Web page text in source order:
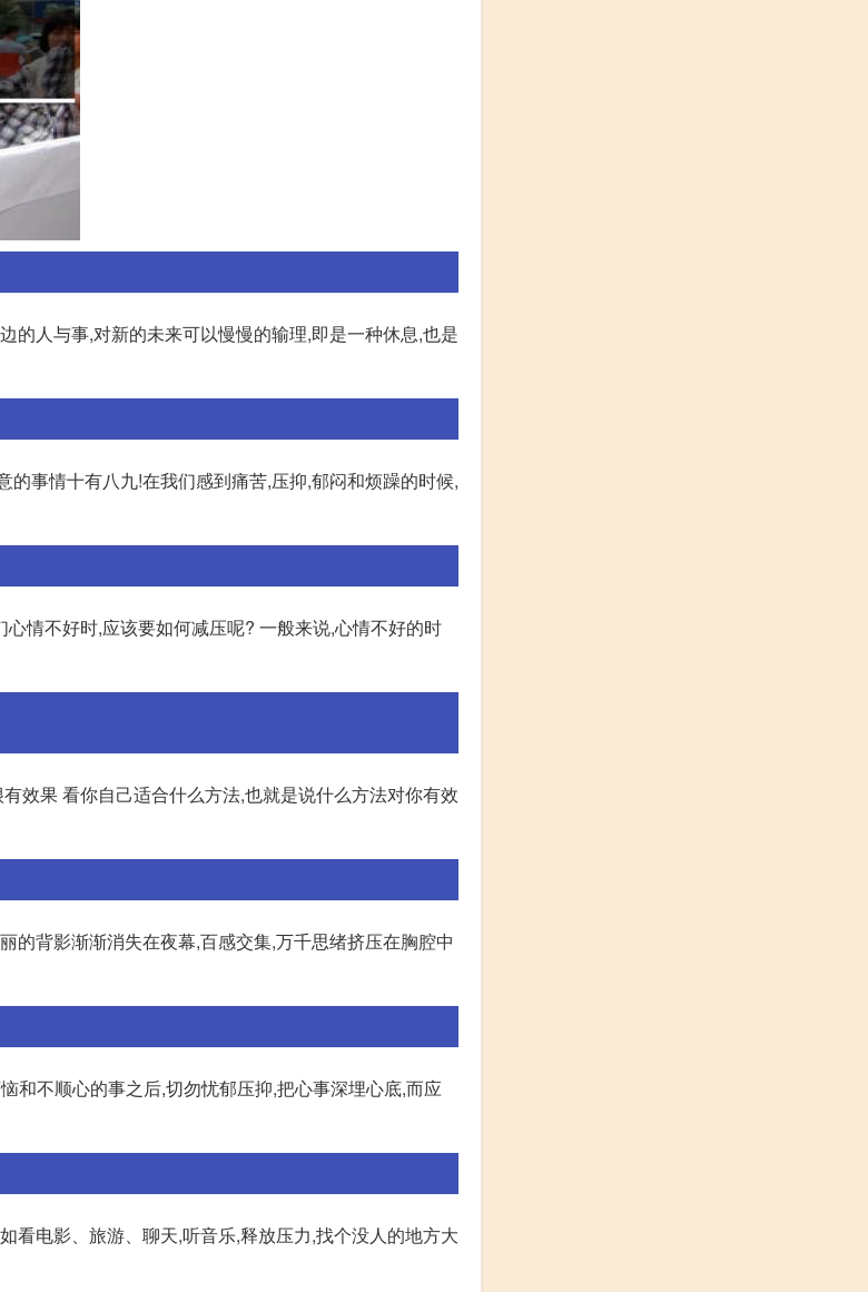
的人与事,对新的未来可以慢慢的输理,即是一种休息,也是
事情十有八九!在我们感到痛苦,压抑,郁闷和烦躁的时候,
情不好时,应该要如何减压呢? 一般来说,心情不好的时
效果 看你自己适合什么方法,也就是说什么方法对你有效
的背影渐渐消失在夜幕,百感交集,万千思绪挤压在胸腔中
和不顺心的事之后,切勿忧郁压抑,把心事深埋心底,而应
看电影、旅游、聊天,听音乐,释放压力,找个没人的地方大